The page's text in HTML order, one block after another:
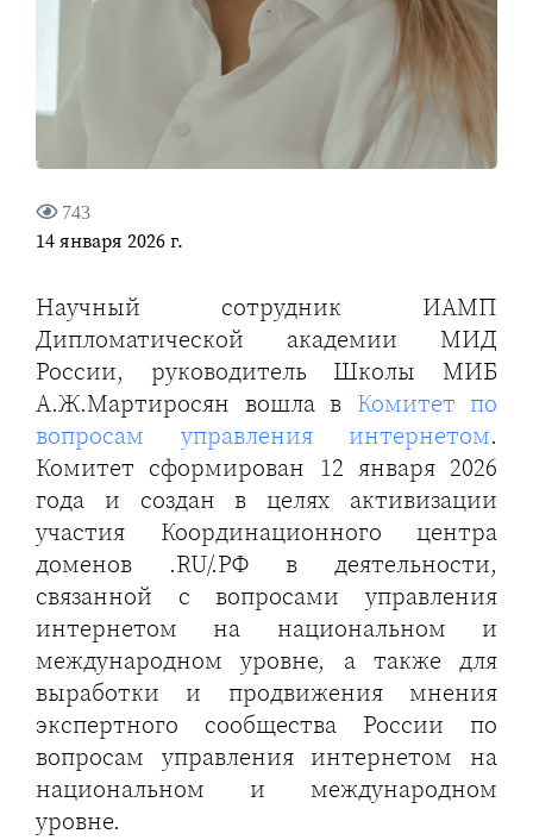
743
14 января 2026 г.
Научный сотрудник ИАМП
Дипломатической академии МИД
России, руководитель Школы МИБ
А.Ж.Мартиросян вошла в Комитет по
вопросам управления интернетом.
Комитет сформирован 12 января 2026
года и создан в целях активизации
участия Координационного центра
доменов .RU/.РФ в деятельности,
связанной с вопросами управления
интернетом на национальном и
международном уровне, а также для
выработки и продвижения мнения
экспертного сообщества России по
вопросам управления интернетом на
национальном и международном
уровне.